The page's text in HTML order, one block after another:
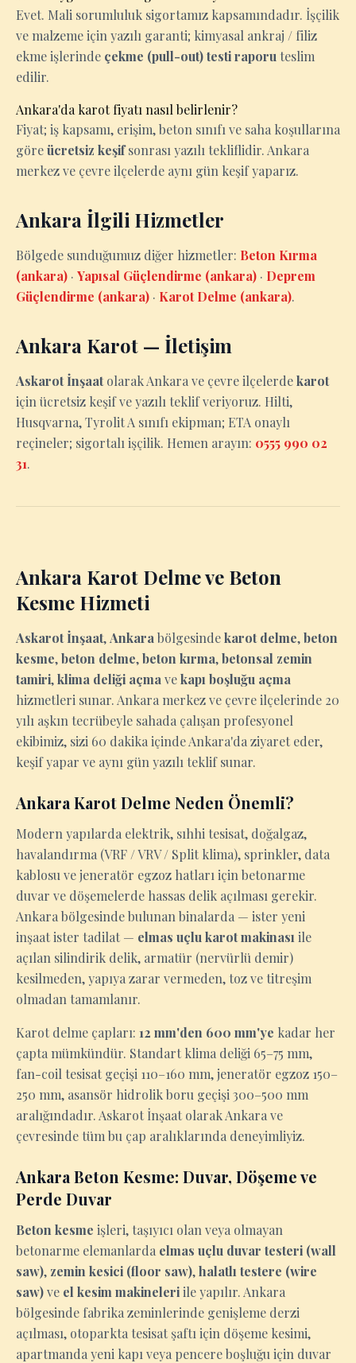
Evet. Mali sorumluluk sigortamız kapsamındadır. İşçilik
ve malzeme için yazılı garanti; kimyasal ankraj / filiz
ekme işlerinde çekme (pull-out) testi raporu teslim
edilir.
Ankara'da karot fiyatı nasıl belirlenir?
Fiyat; iş kapsamı, erişim, beton sınıfı ve saha koşullarına
göreücretsiz keşifsonrası yazılı tekliflidir. Ankara
merkez ve çevre ilçelerde aynı gün keşif yaparız.
Ankara İlgili Hizmetler
Bölgede sunduğumuz diğer hizmetler: Beton Kırma
(ankara) · Yapısal Güçlendirme (ankara) · Deprem
Güçlendirme (ankara) · Karot Delme (ankara).
Ankara Karot — İletişim
Askarot İnşaatolarak Ankara ve çevre ilçelerdekarot
için ücretsiz keşif ve yazılı teklif veriyoruz. Hilti,
Husqvarna, Tyrolit A sınıfı ekipman; ETA onaylı
reçineler; sigortalı işçilik. Hemen arayın: 0555 990 02
31.
Ankara Karot Delme ve Beton
Kesme Hizmeti
Askarot İnşaat,Ankara bölgesindekarot delme,beton
kesme,beton delme,beton kırma,betonsal zemin
tamiri,klima deliği açma vekapı boşluğu açma
hizmetleri sunar. Ankara merkez ve çevre ilçelerinde 20
yılı aşkın tecrübeyle sahada çalışan profesyonel
ekibimiz, sizi 60 dakika içinde Ankara'da ziyaret eder,
keşif yapar ve aynı gün yazılı teklif sunar.
Ankara Karot Delme Neden Önemli?
Modern yapılarda elektrik, sıhhi tesisat, doğalgaz,
havalandırma (VRF / VRV / Split klima), sprinkler, data
kablosu ve jeneratör egzoz hatları için betonarme
duvar ve döşemelerde hassas delik açılması gerekir.
Ankara bölgesinde bulunan binalarda — ister yeni
inşaat ister tadilat — elmas uçlu karot makinası ile
açılan silindirik delik, armatür (nervürlü demir)
kesilmeden, yapıya zarar vermeden, toz ve titreşim
olmadan tamamlanır.
Karot delme çapları: 12 mm'den 600 mm'ye kadar her
çapta mümkündür. Standart klima deliği 65–75 mm,
fan-coil tesisat geçişi 110–160 mm, jeneratör egzoz 150–
250 mm, asansör hidrolik boru geçişi 300–500 mm
aralığındadır. Askarot İnşaat olarak Ankara ve
çevresinde tüm bu çap aralıklarında deneyimliyiz.
Ankara Beton Kesme: Duvar, Döşeme ve
Perde Duvar
Beton kesme işleri, taşıyıcı olan veya olmayan
betonarme elemanlarda elmas uçlu duvar testeri (wall
saw), zemin kesici (floor saw),halatlı testere (wire
saw)ve el kesim makineleriile yapılır. Ankara
bölgesinde fabrika zeminlerinde genişleme derzi
açılması, otoparkta tesisat şaftı için döşeme kesimi,
apartmanda yeni kapı veya pencere boşluğu için duvar